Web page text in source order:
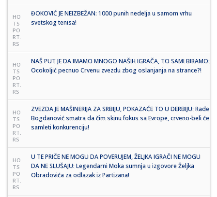
HO
TS
PO
RT.
RS
ĐOKOVIĆ JE NEIZBEŽAN: 1000 punih nedelja u samom vrhu
svetskog tenisa!
HO
TS
PO
RT.
RS
NAŠ PUT JE DA IMAMO MNOGO NAŠIH IGRAČA, TO SAMI BIRAMO:
Ocokoljić pecnuo Crvenu zvezdu zbog oslanjanja na strance?!
HO
TS
PO
RT.
RS
ZVEZDA JE MAŠINERIJA ZA SRBIJU, POKAZAĆE TO U DERBIJU: Rade
Bogdanović smatra da čim skinu fokus sa Evrope, crveno-beli će
samleti konkurenciju!
HO
TS
PO
RT.
RS
U TE PRIČE NE MOGU DA POVERUJEM, ŽELJKA IGRAČI NE MOGU
DA NE SLUŠAJU: Legendarni Moka sumnja u izgovore Željka
Obradovića za odlazak iz Partizana!